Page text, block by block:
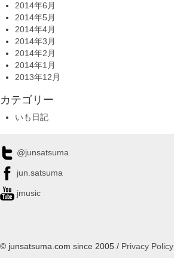
2014年6月
2014年5月
2014年4月
2014年3月
2014年2月
2014年1月
2013年12月
カテゴリー
いも日記
@junsatsuma
jun.satsuma
jmusic
© junsatsuma.com since 2005 / Privacy Policy